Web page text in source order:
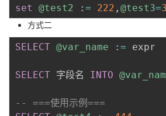
set
@test2 : = 222 , @test3=
方式二
SELECT @var_name : = expr
SELECT 字段名 INTO
-- ===使用示例===